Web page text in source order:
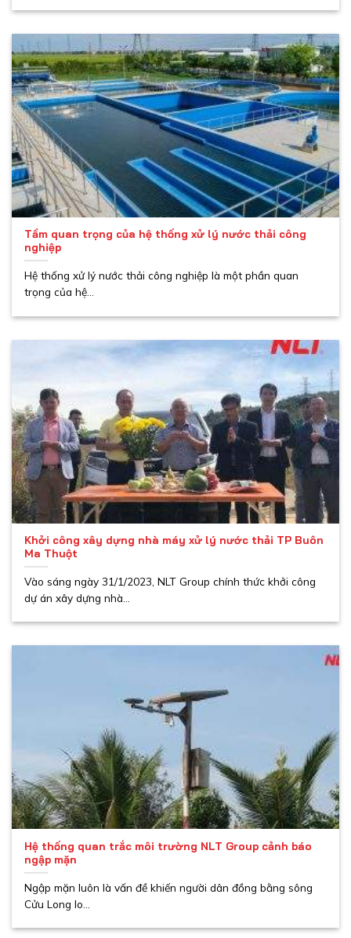
Tầm quan trọng của hệ thống xử lý nước thải công
nghiệp
Hệ thống xử lý nước thải công nghiệp là một phần quan
trọng của hệ...
Khởi công xây dựng nhà máy xử lý nước thải TP Buôn
Ma Thuột
Vào sáng ngày 31/1/2023, NLT Group chính thức khởi công
dự án xây dựng nhà...
Hệ thống quan trắc môi trường NLT Group cảnh báo
ngập mặn
Ngập mặn luôn là vấn đề khiến người dân đồng bằng sông
Cửu Long lo...